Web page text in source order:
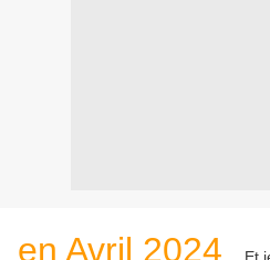
en Avril 2024